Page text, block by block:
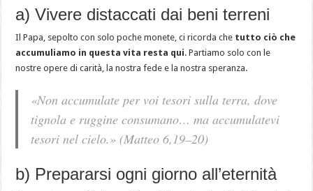
a) Vivere distaccati dai beni terreni
Il Papa, sepolto con solo poche monete, ci ricorda che tutto ciò che
accumuliamo in questa vita resta qui. Partiamo solo con le
nostre opere di carità, la nostra fede e la nostra speranza.
«Non accumulate per voi tesori sulla terra, dove
tignola e ruggine consumano… ma accumulatevi
tesori nel cielo.» (Matteo 6,19–20)
b) Prepararsi ogni giorno all’eternità